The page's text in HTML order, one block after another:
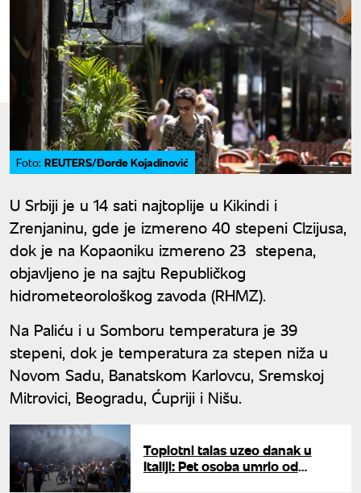
Foto: REUTERS/Đorđe Kojadinović
U Srbiji je u 14 sati najtoplije u Kikindi i
Zrenjaninu, gde je izmereno 40 stepeni Clzijusa,
dok je na Kopaoniku izmereno 23 stepena,
objavljeno je na sajtu Republičkog
hidrometeorološkog zavoda (RHMZ).
Na Paliću i u Somboru temperatura je 39
stepeni, dok je temperatura za stepen niža u
Novom Sadu, Banatskom Karlovcu, Sremskoj
Mitrovici, Beogradu, Ćupriji i Nišu.
Toplotni talas uzeo danak u
Italiji: Pet osoba umrlo od